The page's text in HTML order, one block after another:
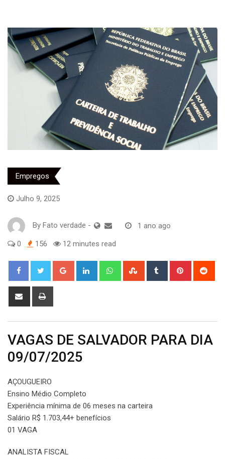
Empregos
Julho 9, 2025
By Fato verdade - 1 ano ago
0 156 12 minutes read
Google+ LinkedIn WhatsappStumbleUpon
Tumblr Pinterest
Share
VAGAS DE SALVADOR PARA DIA
09/07/2025
AÇOUGUEIRO
Ensino Médio Completo
Experiência mínima de 06 meses na carteira
Salário R$ 1.703,44+ benefícios
01 VAGA
ANALISTA FISCAL